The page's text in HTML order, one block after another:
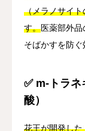
（メラノサイ
す。医薬部外
そばかすを防ぐ
✅ m-トラ
酸）
花王が開発し